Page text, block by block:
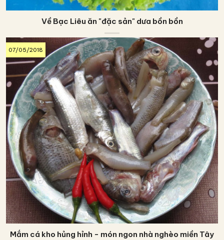
Về Bạc Liêu ăn "đặc sản" dưa bồn bồn
07/05/2018
Mắm cá kho hủng hỉnh - món ngon nhà nghèo miền Tây